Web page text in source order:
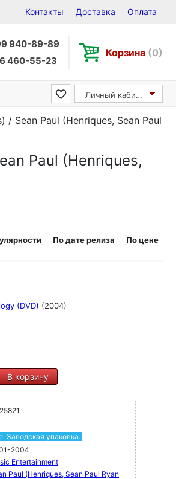
Контакты Доставка Оплата
940-89-89
460-55-23
Корзина (0)
Личный кабинет
/ Sean Paul (Henriques, Sean Paul
Paul (Henriques,
По дате релиза По цене
(DVD) (2004)
В корзину
Заводская упаковка.
2004
Entertainment
Paul (Henriques, Sean Paul Ryan